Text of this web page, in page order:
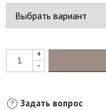
+
-
Задать вопрос